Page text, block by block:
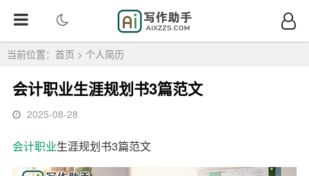
当前位置： 首页 > 个人简历
会计职业生涯规划书3篇范文
2025-08-28
会计职业生涯规划书3篇范文